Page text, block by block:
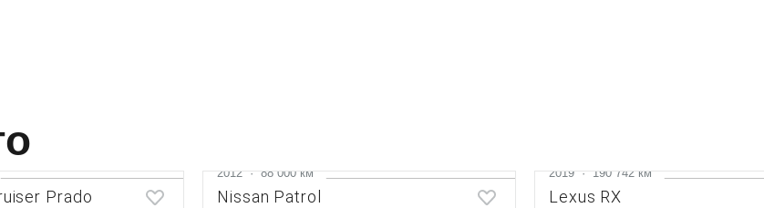
Prado
2012·88 000 км
Nissan Patrol
2019·190 742 км
Lexus RX